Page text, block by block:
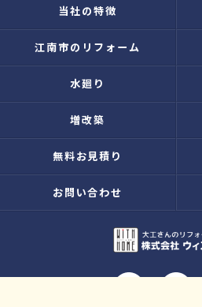
当社の特徴
江南市のリフォーム
水廻り
増改築
無料お見積り
お問い合わせ